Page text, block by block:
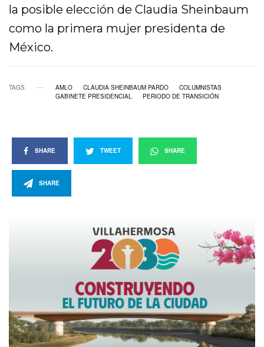
la posible elección de Claudia Sheinbaum
como la primera mujer presidenta de
México.
TAGS AMLO CLAUDIA SHEINBAUM PARDO
COLUMNISTAS
GABINETE PRESIDENCIAL
PERIODO DE TRANSICIÓN
SHARE TWEET SHARE
SHARE